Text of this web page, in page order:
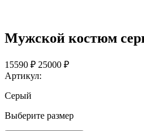
Мужской костюм
15590 ₽ 25000 ₽
Артикул:
Серый
Выберите размер